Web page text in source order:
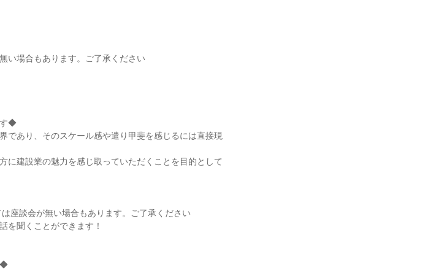
い場合もあります。ご了承ください
す◆
であり、そのスケール感や遣り甲斐を感じるには直接現
に建設業の魅力を感じ取っていただくことを目的として
談会が無い場合もあります。ご了承ください
を聞くことができます！
◆